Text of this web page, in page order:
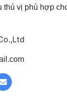
thú vị phù hợp